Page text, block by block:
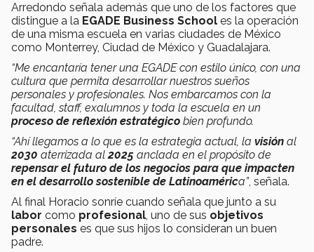
Arredondo señala además que uno de los factores que
distingue a la EGADE Business School es la operación
de una misma escuela en varias ciudades de México
como Monterrey, Ciudad de México y Guadalajara.
“Me encantaría tener una EGADE con estilo único, con una
cultura que permita desarrollar nuestros sueños
personales y profesionales. Nos embarcamos con la
facultad, staff, exalumnos y toda la escuela en un
proceso de reflexión estratégico bien profundo.
“Ahí llegamos a lo que es la estrategia actual, la visión al
2030 aterrizada al2025 anclada en el propósito de
repensar el futuro de los negocios para que impacten
en el desarrollo sostenible de Latinoamérica”, señala.
Al final Horacio sonríe cuando señala que junto a su
labor como profesional, uno de sus objetivos
personales es que sus hijos lo consideran un buen
padre.